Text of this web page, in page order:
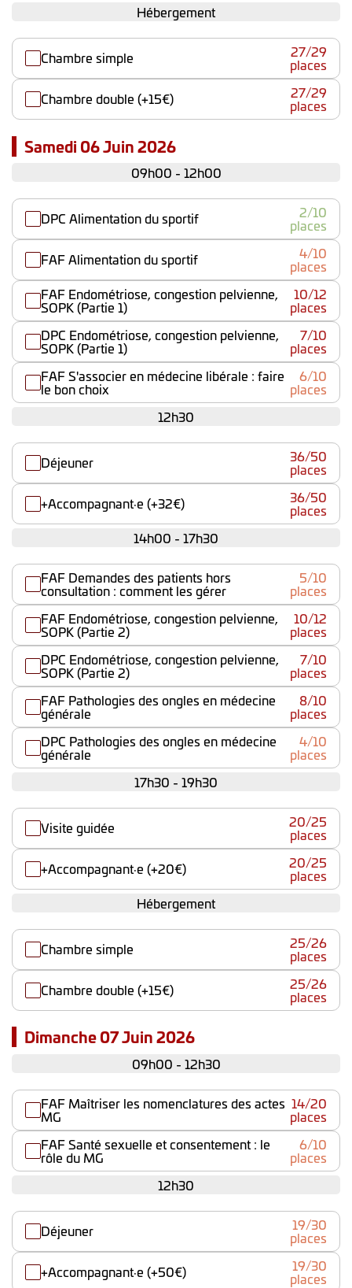
Hébergement
Chambre simple 27/29
places
Chambre double (+15€)
27/29
places
Samedi 06 Juin 2026
09h00 - 12h00
DPC Alimentation du sportif 2/10
places
FAF Alimentation du sportif
4/10
places
FAF Endométriose, congestion pelvienne,
SOPK (Partie 1)
10/12
places
DPC Endométriose, congestion pelvienne,
SOPK (Partie 1)
7/10
places
FAF S'associer en médecine libérale : faire
le bon choix
6/10
places
12h30
Déjeuner 36/50
places
+Accompagnant·e (+32€)
36/50
places
14h00 - 17h30
FAF Demandes des patients hors
consultation : comment les gérer
5/10
places
FAF Endométriose, congestion pelvienne,
SOPK (Partie 2)
10/12
places
DPC Endométriose, congestion pelvienne,
SOPK (Partie 2)
7/10
places
FAF Pathologies des ongles en médecine
générale
8/10
places
DPC Pathologies des ongles en médecine
générale
4/10
places
17h30 - 19h30
Visite guidée 20/25
places
+Accompagnant·e (+20€)
20/25
places
Hébergement
Chambre simple 25/26
places
Chambre double (+15€)
25/26
places
Dimanche 07 Juin 2026
09h00 - 12h30
FAF Maîtriser les nomenclatures des actes
MG
14/20
places
FAF Santé sexuelle et consentement : le
rôle du MG
6/10
places
12h30
Déjeuner 19/30
places
+Accompagnant·e (+50€)
19/30
places